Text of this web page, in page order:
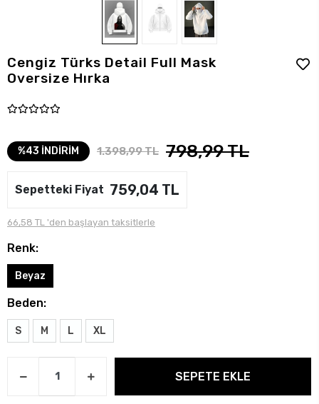
Cengiz Türks Detail Full Mask
Oversize Hırka
%43 İNDİRİM 1.398,99 TL 798,99 TL
Sepetteki Fiyat 759,04 TL
66,58 TL 'den başlayan taksitlerle
Renk:
Beyaz
Beden:
S M L XL
SEPETE EKLE